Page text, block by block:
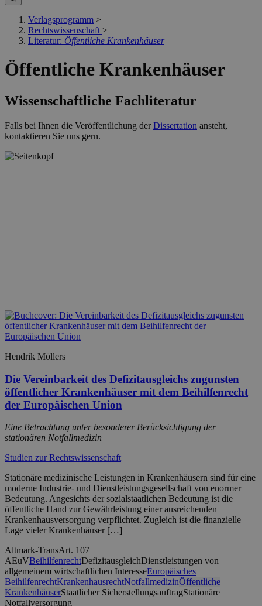
Verlagsprogramm >
Rechtswissenschaft >
Literatur: Öffentliche Krankenhäuser
Öffentliche Krankenhäuser
Wissenschaftliche Fachliteratur
Falls bei Ihnen die Veröffentlichung derDissertation ansteht,
kontaktieren Sie uns gern.
Hendrik Möllers
Die Vereinbarkeit des Defizitausgleichs zugunsten
öffentlicher Krankenhäuser mit dem Beihilfenrecht
der Europäischen Union
Eine Betrachtung unter besonderer Berücksichtigung der
stationären Notfallmedizin
Studien zur Rechtswissenschaft
Stationäre medizinische Leistungen in Krankenhäusern sind für eine
moderne Industrie- und Dienstleistungsgesellschaft von enormer
Bedeutung. Angesichts der sozialstaatlichen Bedeutung ist die
öffentliche Hand zur Gewährleistung einer ausreichenden
Krankenhausversorgung verpflichtet. Zugleich ist die finanzielle
Lage vieler Krankenhäuser […]
Altmark-TransArt. 107
AEuVBeihilfenrechtDefizitausgleichDienstleistungen von
allgemeinem wirtschaftlichen InteresseEuropäisches
BeihilfenrechtKrankenhausrechtNotfallmedizinÖffentliche
KrankenhäuserStaatlicher SicherstellungsauftragStationäre
Notfallversorgung